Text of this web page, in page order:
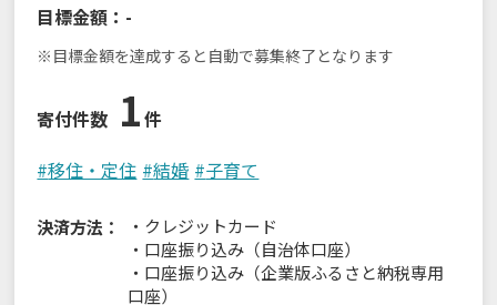
目標金額： -
※目標金額を達成すると自動で募集終了となります
寄付件数 1件
#移住・定住 #結婚 #子育て
決済方法： ・ クレジットカード
・ 口座振り込み（自治体口座）
・ 口座振り込み（企業版ふるさと納税専用
口座）